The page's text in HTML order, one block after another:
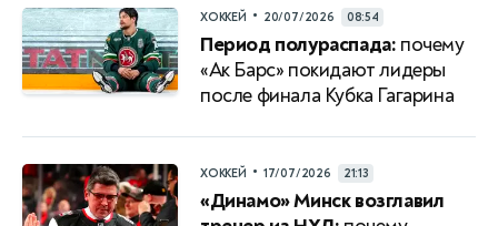
ХОККЕЙ • 20/07/2026 08:54
Период полураспада: почему
«Ак Барс» покидают лидеры
после финала Кубка Гагарина
ХОККЕЙ • 17/07/2026 21:13
«Динамо» Минск возглавил